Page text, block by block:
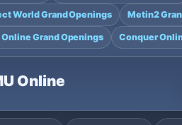
World Grand Openings Metin2
Grand Openings Conquer
Online